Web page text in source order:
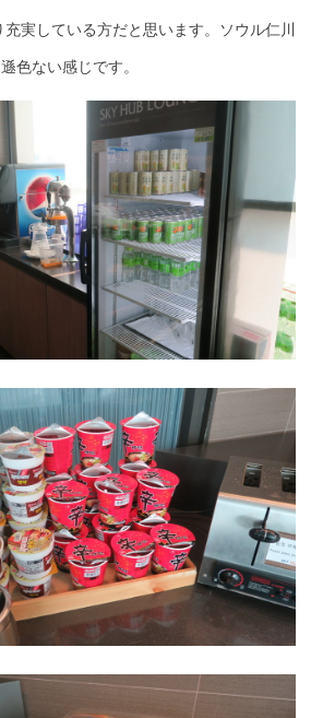
実している方だと思います。ソウル仁川
色ない感じです。